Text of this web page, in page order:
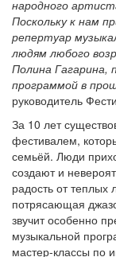
народного
Поскольку к нам
репертуар
людям любого
Полина Гагарина,
программой в
руководитель
За 10 лет
фестивалем,
семьёй. Люди
создают и
радость от теплых
потрясающая
звучит особенно
музыкальной
мастер-классы по